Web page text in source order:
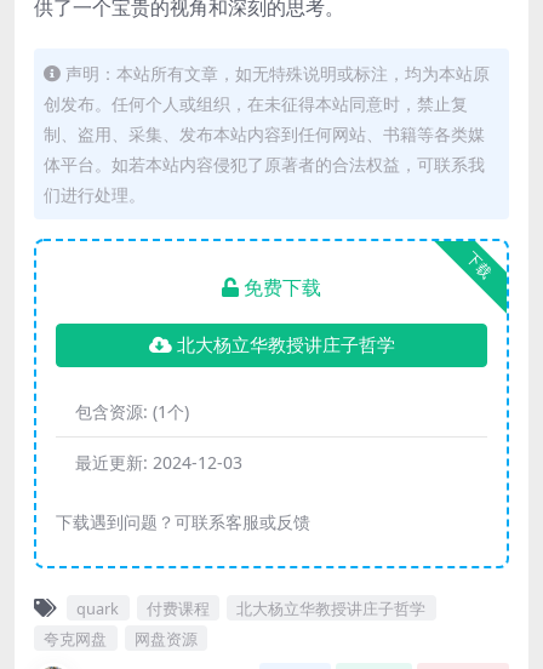
供了一个宝贵的视角和深刻的思考。
声明：本站所有文章，如无特殊说明或标注，均为本站原
创发布。任何个人或组织，在未征得本站同意时，禁止复
制、盗用、采集、发布本站内容到任何网站、书籍等各类媒
体平台。如若本站内容侵犯了原著者的合法权益，可联系我
们进行处理。
下载
免费下载
北大杨立华教授讲庄子哲学
包含资源: (1个)
最近更新: 2024-12-03
下载遇到问题？可联系客服或反馈
quark 付费课程
北大杨立华教授讲庄子哲学
夸克网盘
网盘资源